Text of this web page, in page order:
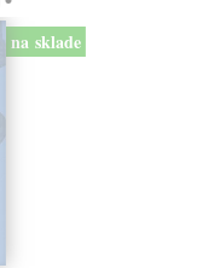
na sklade